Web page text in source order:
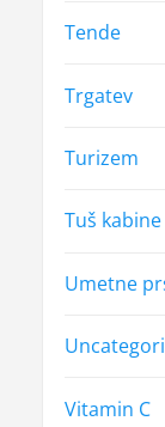
Tende
Trgatev
Turizem
Tuš kabine
Umetne
Vitamin C